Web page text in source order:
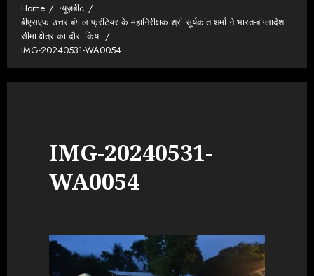
Home
न्यूज़बीट
बीएसएफ उत्तर बंगाल फ्रंटियर के महानिरीक्षक श्री सूर्यकांत शर्मा ने भारत-बांग्लादेश
सीमा क्षेत्र का दौरा किया
IMG-20240531-WA0054
IMG-20240531-
WA0054